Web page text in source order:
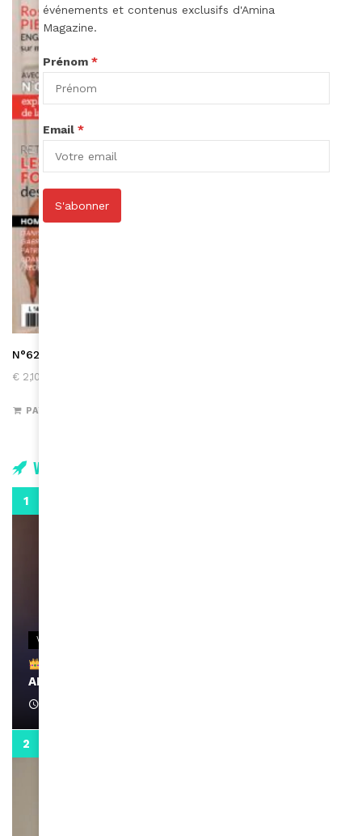
N°621 (sept-oct 2024) version digitale
€ 2,10
PAYER
Vidéos
VIDEOS
AMINA, le Magazine de la Femme
événements et contenus exclusifs d'Amina
Magazine.
Prénom *
Email *
S'abonner